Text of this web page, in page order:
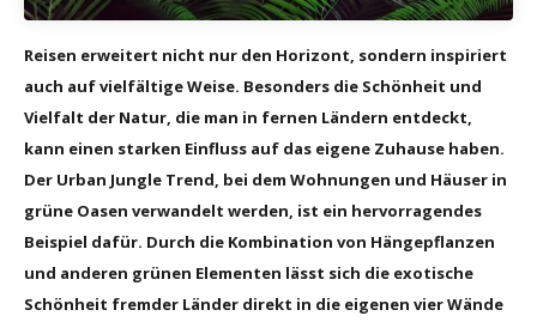
Reisen erweitert nicht nur den Horizont, sondern inspiriert
auch auf vielfältige Weise. Besonders die Schönheit und
Vielfalt der Natur, die man in fernen Ländern entdeckt,
kann einen starken Einfluss auf das eigene Zuhause haben.
Der Urban Jungle Trend, bei dem Wohnungen und Häuser in
grüne Oasen verwandelt werden, ist ein hervorragendes
Beispiel dafür. Durch die Kombination von Hängepflanzen
und anderen grünen Elementen lässt sich die exotische
Schönheit fremder Länder direkt in die eigenen vier Wände